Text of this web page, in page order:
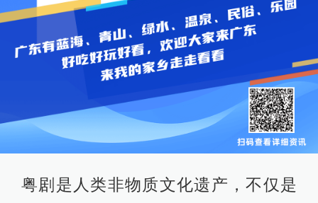
粤剧是人类非物质文化遗产，不仅是